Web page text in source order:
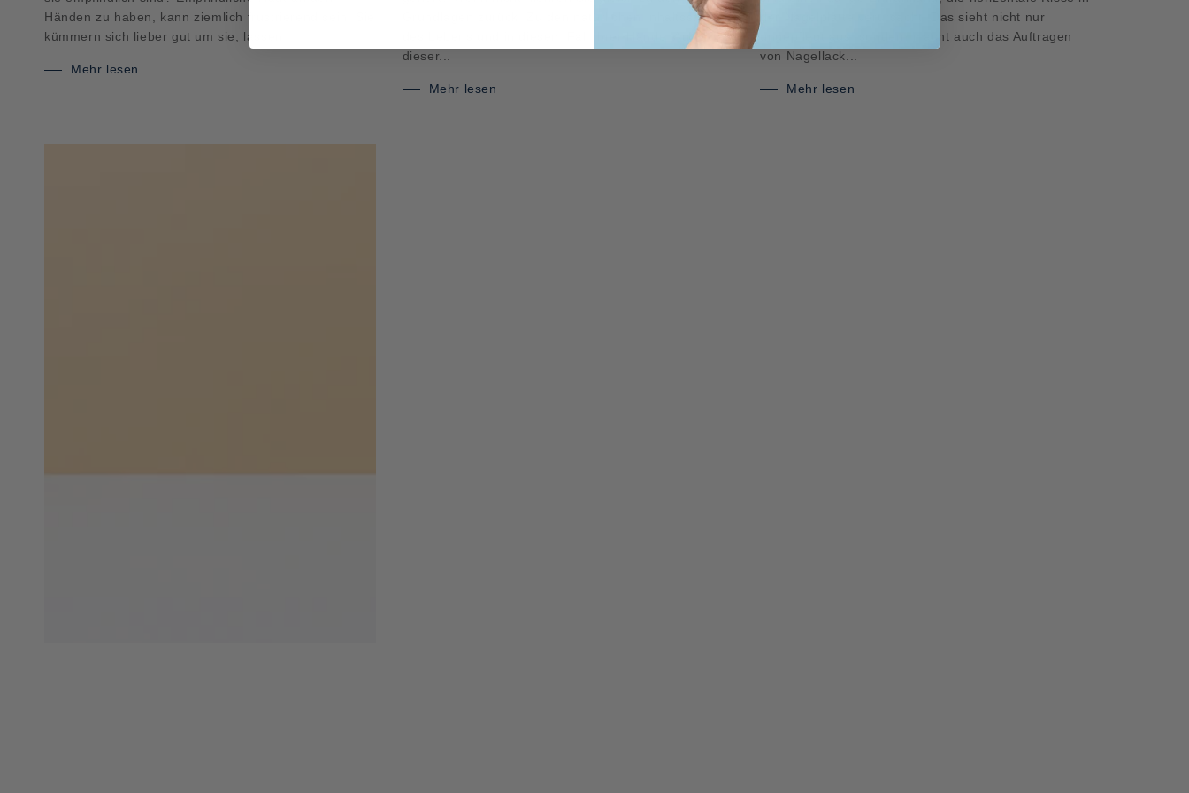
Händen zu haben, kann ziemlich frustrierend sein. Sie
kümmern sich lieber gut um sie, lassen...
Mehr lesen
Grundlagen zurück. Zu den natürlichen Inhaltsstoffen
des Lebens und in diesem Fall Ihrer Hände. Auf
dieser...
Mehr lesen
der Nagelplatte verursacht. Das sieht nicht nur
ungepflegt aus, sondern macht auch das Auftragen
von Nagellack...
Mehr lesen